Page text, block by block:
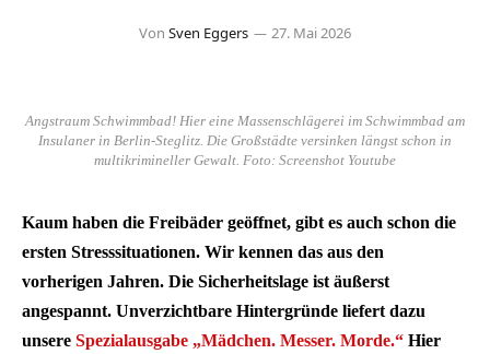
Von Sven Eggers 27. Mai 2026
Angstraum Schwimmbad! Hier eine Massenschlägerei im Schwimmbad am
Insulaner in Berlin-Steglitz. Die Großstädte versinken längst schon in
multikrimineller Gewalt. Foto: Screenshot Youtube
Kaum haben die Freibäder geöffnet, gibt es auch schon die
ersten Stresssituationen. Wir kennen das aus den
vorherigen Jahren. Die Sicherheitslage ist äußerst
angespannt. Unverzichtbare Hintergründe liefert dazu
unsere Spezialausgabe „Mädchen. Messer. Morde.“ Hier